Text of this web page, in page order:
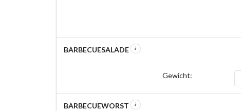
BARBECUESALADE
Gewicht:
BARBECUEWORST